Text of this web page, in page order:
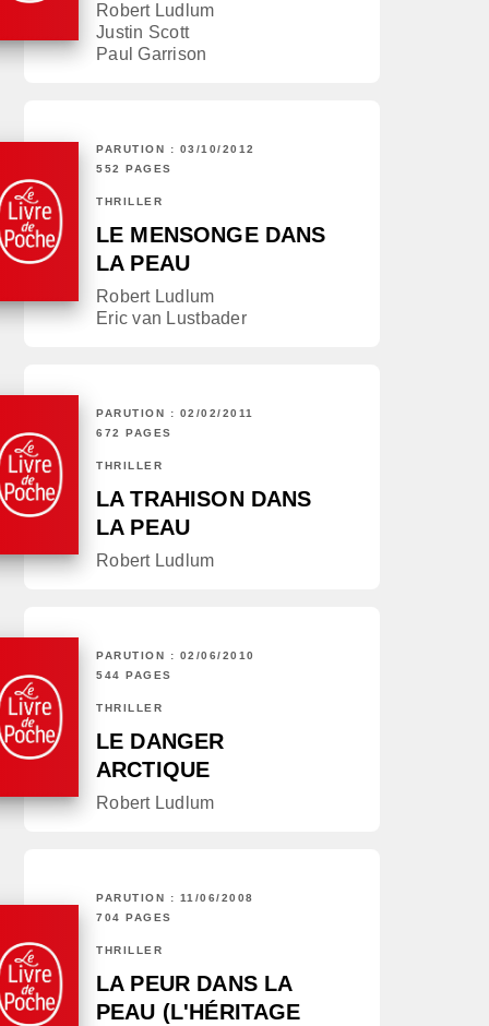
Robert Ludlum
Justin Scott
Paul Garrison
PARUTION : 03/10/2012
552 PAGES
THRILLER
LE MENSONGE DANS
LA PEAU
Robert Ludlum
Eric van Lustbader
PARUTION : 02/02/2011
672 PAGES
THRILLER
LA TRAHISON DANS
LA PEAU
Robert Ludlum
PARUTION : 02/06/2010
544 PAGES
THRILLER
LE DANGER
ARCTIQUE
Robert Ludlum
PARUTION : 11/06/2008
704 PAGES
THRILLER
LA PEUR DANS LA
PEAU (L'HÉRITAGE